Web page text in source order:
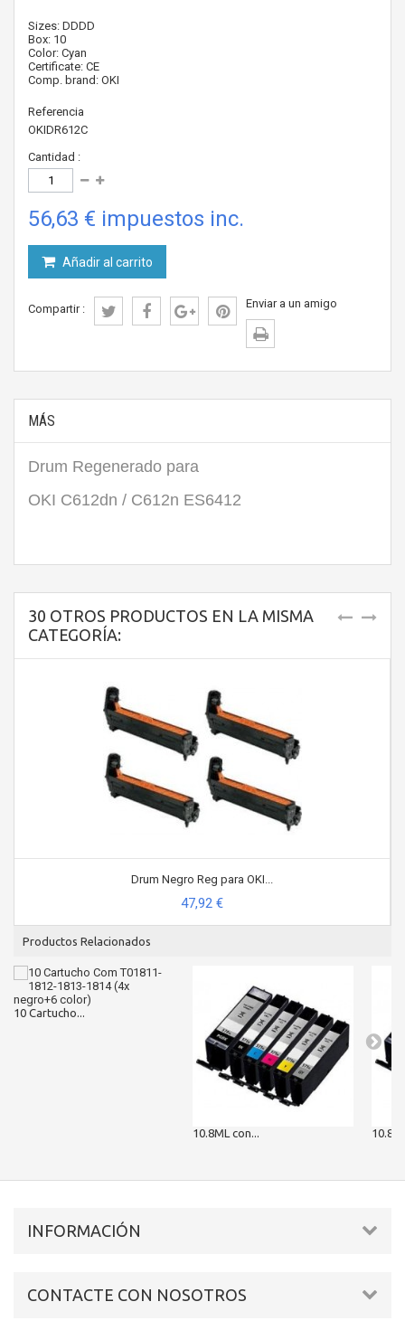
Sizes: DDDD
Box: 10
Color: Cyan
Certificate: CE
Comp. brand: OKI
Referencia
OKIDR612C
Cantidad :
56,63 € impuestos inc.
Añadir al carrito
Compartir : Enviar a un amigo
MÁS
Drum Regenerado para
OKI C612dn / C612n ES6412
30 OTROS PRODUCTOS EN LA MISMA
CATEGORÍA:
Drum Negro Reg para OKI...
47,92 €
Productos Relacionados
10 Cartucho...
10.8ML con...
INFORMACIÓN
CONTACTE CON NOSOTROS